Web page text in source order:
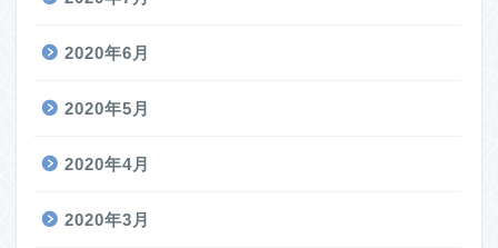
2020年6月
2020年5月
2020年4月
2020年3月